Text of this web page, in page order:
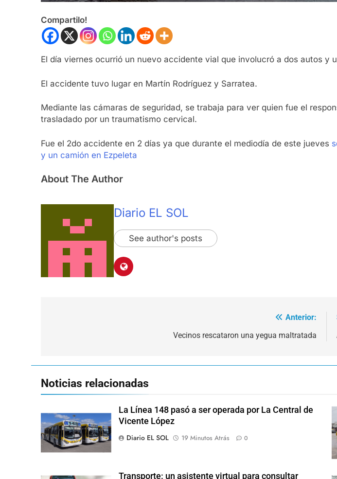
Compartilo!
El día viernes ocurrió un nuevo accidente vial que involucró a dos autos y
El accidente tuvo lugar en Martín Rodríguez y Sarratea.
Mediante las cámaras de seguridad, se trabaja para ver quien fue el
trasladado por un traumatismo cervical.
Fue el 2do accidente en 2 días ya que durante el mediodía de este jueves
y un camión en Ezpeleta
About The Author
Diario EL SOL
See author's posts
Anterior:
Vecinos rescataron una yegua maltratada
Noticias relacionadas
La Línea 148 pasó a ser operada por La Central de
Vicente López
Diario EL SOL
19 Minutos Atrás 0
Transporte: un asistente virtual para consultar